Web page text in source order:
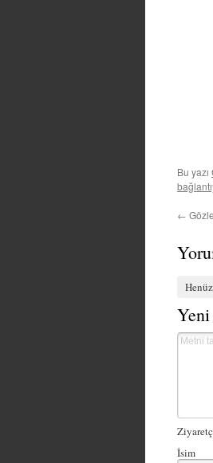
Bu yazı
←
İsim